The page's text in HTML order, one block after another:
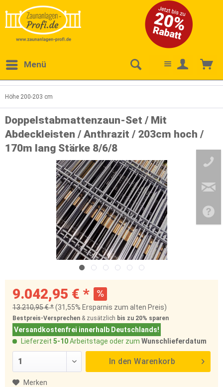
Menü
Höhe 200-203 cm
Doppelstabmattenzaun-Set / Mit
Abdeckleisten / Anthrazit / 203cm hoch /
170m lang Stärke 8/6/8
9.042,95 € *
13.210,95 € *(31,55% Ersparnis zum alten Preis)
Bestpreis-Versprechen & zusätzlich bis zu 20% sparen
Versandkostenfrei innerhalb Deutschlands!
Lieferzeit 5-10Arbeitstage oder zum Wunschlieferdatum
In den Warenkorb
Merken